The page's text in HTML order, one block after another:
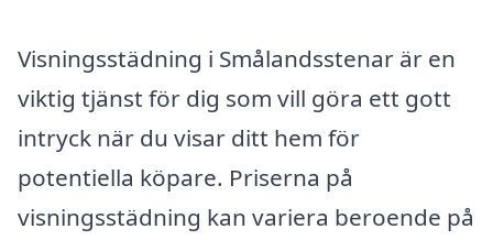
Visningsstädning i Smålandsstenar är en
viktig tjänst för dig som vill göra ett gott
intryck när du visar ditt hem för
potentiella köpare. Priserna på
visningsstädning kan variera beroende på